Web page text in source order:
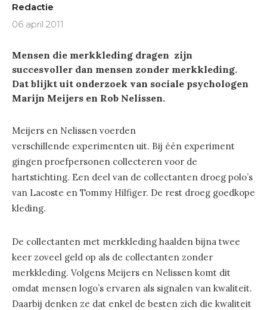
Redactie
06 april 2011
Mensen die merkkleding dragen zijn
succesvoller dan mensen zonder merkkleding.
Dat blijkt uit onderzoek van sociale psychologen
Marijn Meijers en Rob Nelissen.
Meijers en Nelissen voerden
verschillende experimenten uit. Bij één experiment
gingen proefpersonen collecteren voor de
hartstichting. Een deel van de collectanten droeg polo’s
van Lacoste en Tommy Hilfiger. De rest droeg goedkope
kleding.
De collectanten met merkkleding haalden bijna twee
keer zoveel geld op als de collectanten zonder
merkkleding. Volgens Meijers en Nelissen komt dit
omdat mensen logo’s ervaren als signalen van kwaliteit.
Daarbij denken ze dat enkel de besten zich die kwaliteit